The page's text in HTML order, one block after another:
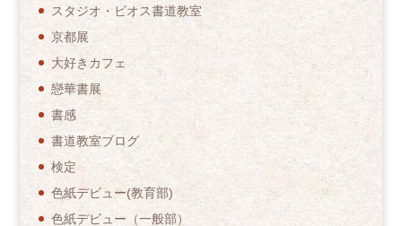
スタジオ・ビオス書道教室
京都展
大好きカフェ
戀華書展
書感
書道教室ブログ
検定
色紙デビュー(教育部)
色紙デビュー（一般部）